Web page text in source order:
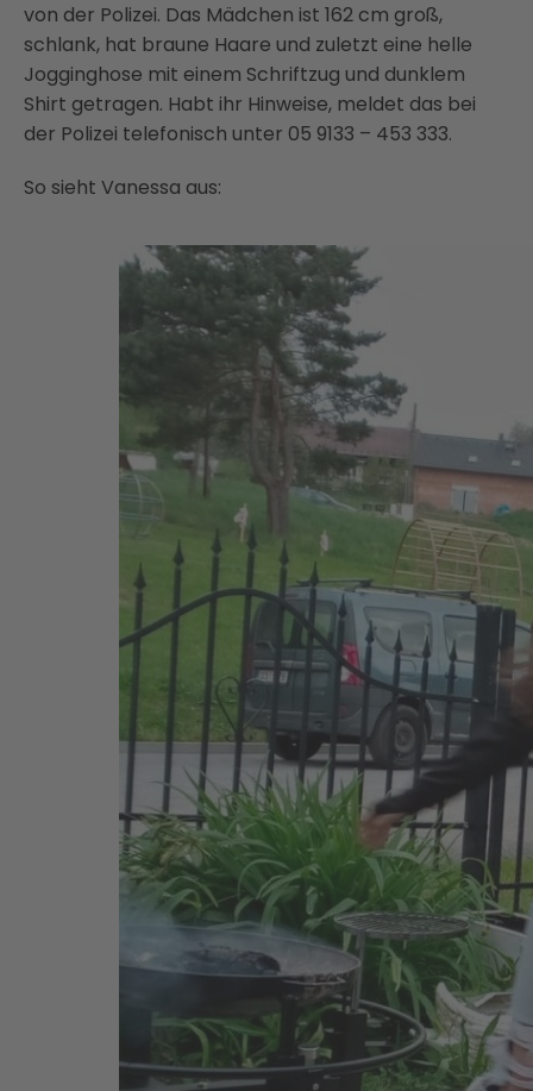
von der Polizei. Das Mädchen ist 162 cm groß,
schlank, hat braune Haare und zuletzt eine helle
Jogginghose mit einem Schriftzug und dunklem
Shirt getragen. Habt ihr Hinweise, meldet das bei
der Polizei telefonisch unter 05 9133 – 453 333.
So sieht Vanessa aus: